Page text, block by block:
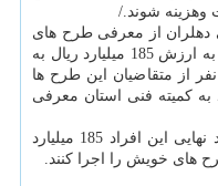
شوند./
دهلران از معرفی طرح های
حوزه اشتغال فراگیر در این شهرستان به ارزش 185 میلیارد ریال به
استان خبرداد و اضافه كرد: تابحال 17 نفر از متقاضیان این طرح ها
وام با نرخ سود 11 درصد به كمیته فنی استان معرفی
بیش بهار اظهار داشت: در صورت تائید نهایی این افراد 185 میلیارد
های خویش را اجرا كنند.